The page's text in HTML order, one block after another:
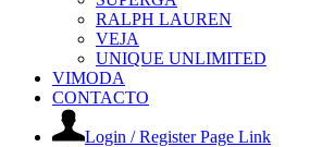
RALPH LAUREN
VEJA
UNIQUE UNLIMITED
VIMODA
CONTACTO
Login / Register Page Link